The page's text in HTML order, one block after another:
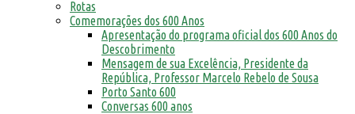
Rotas
Comemorações dos 600 Anos
Apresentação do programa oficial dos 600 Anos do
Descobrimento
Mensagem de sua Excelência, Presidente da
República, Professor Marcelo Rebelo de Sousa
Porto Santo 600
Conversas 600 anos